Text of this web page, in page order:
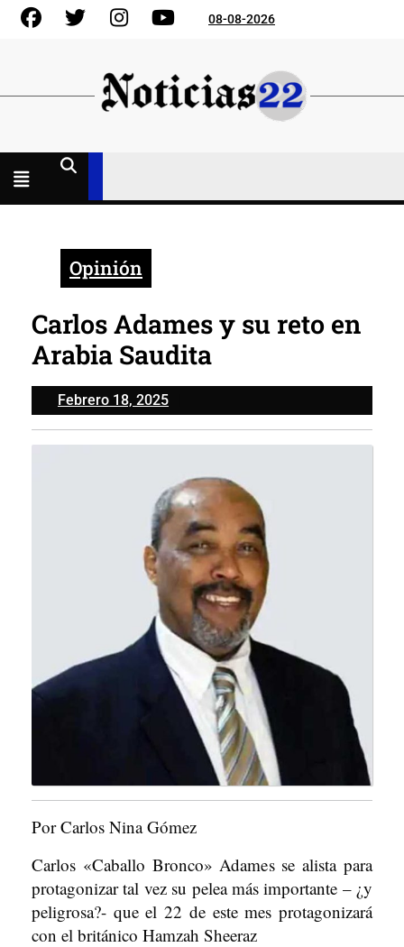
Skip
FacebookGorjeo InstagramYouTube08-08-2026
Opinión
Carlos Adames y su reto en
Arabia Saudita
Febrero 18, 2025Febrero
18,
2025
Por Carlos Nina Gómez
Carlos «Caballo Bronco» Adames se alista para
protagonizar tal vez su pelea más importante – ¿y
peligrosa?- que el 22 de este mes protagonizará
con el británico Hamzah Sheeraz